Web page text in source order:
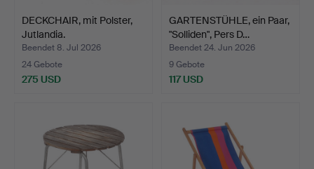
DECKCHAIR, mit Polster,
Jutlandia.
Beendet 8. Jul 2026
24 Gebote
275 USD
GARTENSTÜHLE, ein Paar,
"Solliden", Pers D…
Beendet 24. Jun 2026
9 Gebote
117 USD